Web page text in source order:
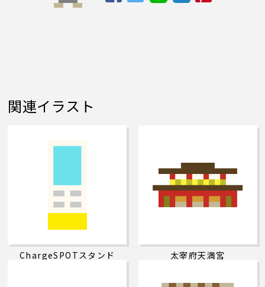
関連イラスト
ChargeSPOTスタンド 太宰府天満宮